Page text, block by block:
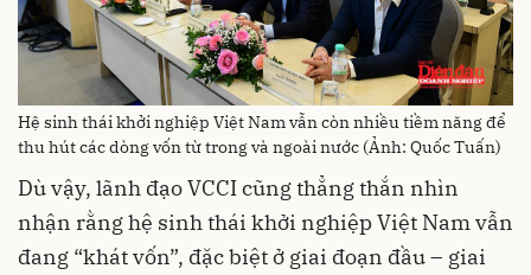
Hệ sinh thái khởi nghiệp Việt Nam vẫn còn nhiều tiềm năng để
thu hút các dòng vốn từ trong và ngoài nước (Ảnh: Quốc Tuấn)
Dù vậy, lãnh đạo VCCI cũng thẳng thắn nhìn
nhận rằng hệ sinh thái khởi nghiệp Việt Nam vẫn
đang “khát vốn”, đặc biệt ở giai đoạn đầu – giai